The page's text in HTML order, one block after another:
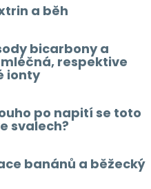
a běh
bicarbony a
respektive
ionty
po napití se toto
svalech?
banánů a běžecký